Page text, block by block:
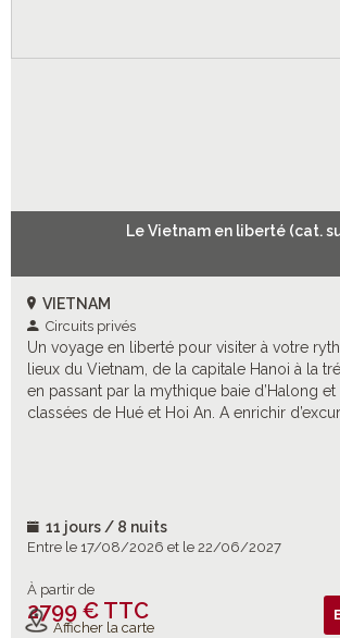
Le Vietnam en liberté (cat.
VIETNAM
Circuits privés
Un voyage en liberté pour visiter à votre
lieux du Vietnam, de la capitale Hanoi à la
en passant par la mythique baie d’Halong et
classées de Hué et Hoi An. A enrichir
11 jours / 8 nuits
Entre le 17/08/2026 et le 22/06/2027
À partir de
2799 € TTC
Afficher la carte